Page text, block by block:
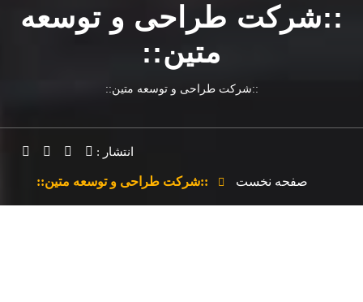
::شرکت طراحی و توسعه
متین::
::شرکت طراحی و توسعه متین::
انتشار :
صفحه نخست ::شرکت طراحی و توسعه متین::